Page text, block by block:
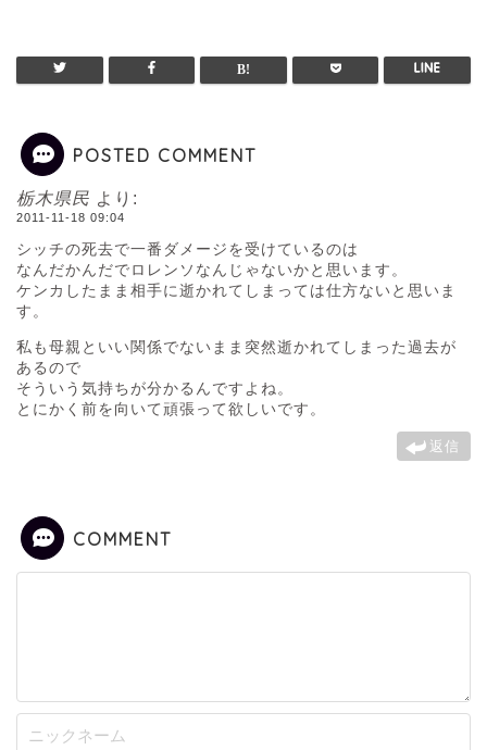
POSTED COMMENT
栃木県民 より:
2011-11-18 09:04
シッチの死去で一番ダメージを受けているのは
なんだかんだでロレンソなんじゃないかと思います。
ケンカしたまま相手に逝かれてしまっては仕方ないと思いま
す。
私も母親といい関係でないまま突然逝かれてしまった過去が
あるので
そういう気持ちが分かるんですよね。
とにかく前を向いて頑張って欲しいです。
返信
COMMENT